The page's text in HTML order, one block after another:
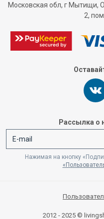
Московская обл, г Мытищи,
2,
Рассылка о
Нажимая на кнопку
2012 - 2025 ©